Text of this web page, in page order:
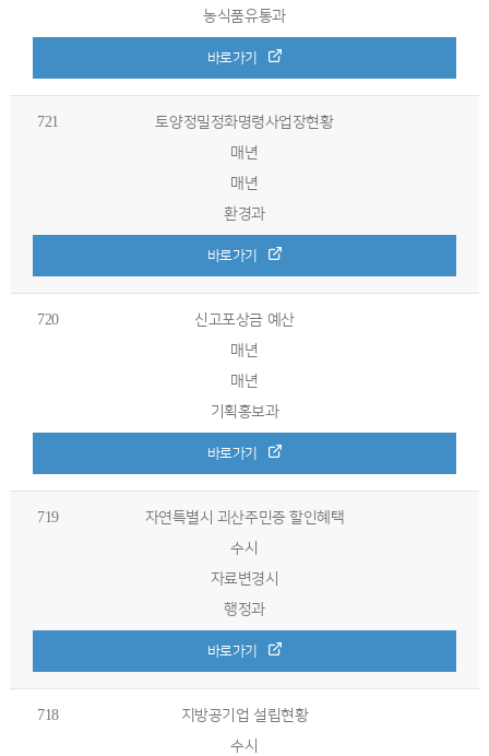
농식품유통과
바로가기
721
토양정밀정화명령사업장현황
매년
매년
환경과
바로가기
720
신고포상금 예산
매년
매년
기획홍보과
바로가기
719
자연특별시 괴산주민증 할인혜택
수시
자료변경시
행정과
바로가기
718
지방공기업 설립현황
수시